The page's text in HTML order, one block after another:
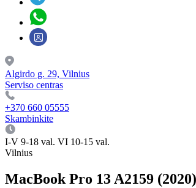
Algirdo g. 29, Vilnius
Serviso centras
+370 660 05555
Skambinkite
I-V 9-18 val. VI 10-15 val.
Vilnius
MacBook Pro 13 A2159